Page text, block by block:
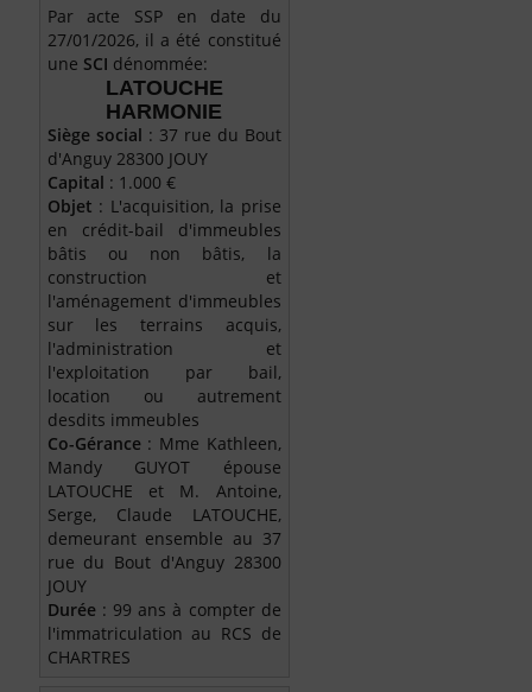
Par acte SSP en date du
27/01/2026, il a été constitué
une SCI dénommée:
LATOUCHE
HARMONIE
Siège social : 37 rue du Bout
d'Anguy 28300 JOUY
Capital : 1.000 €
Objet : L'acquisition, la prise
en crédit-bail d'immeubles
bâtis ou non bâtis, la
construction et
l'aménagement d'immeubles
sur les terrains acquis,
l'administration et
l'exploitation par bail,
location ou autrement
desdits immeubles
Co-Gérance : Mme Kathleen,
Mandy GUYOT épouse
LATOUCHE et M. Antoine,
Serge, Claude LATOUCHE,
demeurant ensemble au 37
rue du Bout d'Anguy 28300
JOUY
Durée : 99 ans à compter de
l'immatriculation au RCS de
CHARTRES